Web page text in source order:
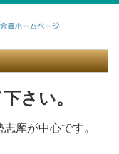
さい。
摩が中心です。